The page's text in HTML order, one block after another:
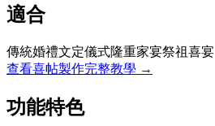
適合
傳統婚禮文定儀式隆重家宴祭祖喜宴
查看喜帖製作完整教學 →
功能特色